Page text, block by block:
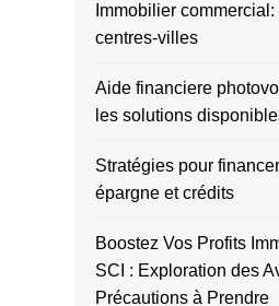
Immobilier
centres-villes
Aide financiere
les solutions
Stratégies pour
épargne et crédits
Boostez Vos Profits
SCI : Exploration des
Précautions à Prendre